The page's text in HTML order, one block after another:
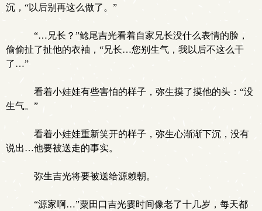
沉，“以后别再这么做了。”
“…兄长？”鲶尾吉光看着自家兄长没什么表情的脸，
偷偷扯了扯他的衣袖，“兄长…您别生气，我以后不这么干
了…”
看着小娃娃有些害怕的样子，弥生摸了摸他的头：“没
生气。”
看着小娃娃重新笑开的样子，弥生心渐渐下沉，没有
说出…他要被送走的事实。
弥生吉光将要被送给源赖朝。
“源家啊…”粟田口吉光霎时间像老了十几岁，每天都